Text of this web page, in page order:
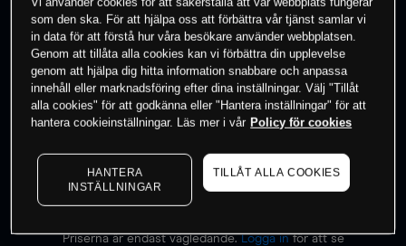
0% av kunderna har en position i detta
instrument
Börja handla
Priserna är endast vägledande.Logga inför att se
som den ska. För att hjälpa oss att förbättra vår tjänst samlar vi
in data för att förstå hur våra besökare använder webbplatsen.
Genom att tillåta alla cookies kan vi förbättra din upplevelse
genom att hjälpa dig hitta information snabbare och anpassa
innehåll eller marknadsföring efter dina inställningar. Välj "Tillåt
alla cookies" för att godkänna eller "Hantera inställningar" för att
hantera cookieinställningar. Läs mer i vår Policy för cookies
HANTERA
INSTÄLLNINGAR
TILLÅT ALLA COOKIES